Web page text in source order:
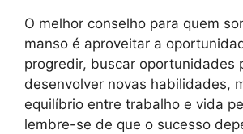
O melhor conselho para quem
manso é aproveitar a
progredir, buscar oportunidades
desenvolver novas habilidades,
equilíbrio entre trabalho e vida
lembre-se de que o sucesso